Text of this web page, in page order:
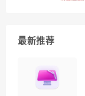
最新推荐